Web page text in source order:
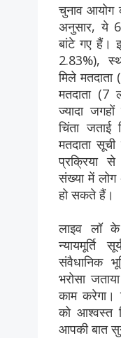
चुनाव आयोग
अनुसार, ये
बांटे गए हैं।
2.83%),
मिले
मतदाता
ज्यादा
चिंता जताई
मतदाता
प्रक्रिया
संख्या में लोग
हो सकते हैं।
लाइव लॉ
न्यायमूर्ति
संवैधानिक
भरोसा
काम करेगा।
को आश्वस्त
आपकी बात